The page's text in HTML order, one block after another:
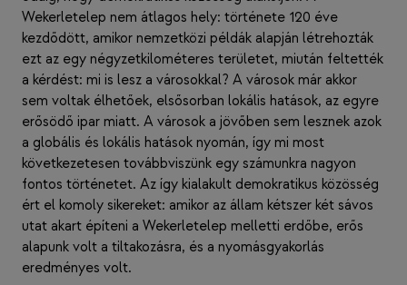
Wekerletelep nem átlagos hely: története 120 éve
kezdődött, amikor nemzetközi példák alapján létrehozták
ezt az egy négyzetkilométeres területet, miután feltették
a kérdést: mi is lesz a városokkal? A városok már akkor
sem voltak élhetőek, elsősorban lokális hatások, az egyre
erősödő ipar miatt. A városok a jövőben sem lesznek azok
a globális és lokális hatások nyomán, így mi most
következetesen továbbviszünk egy számunkra nagyon
fontos történetet. Az így kialakult demokratikus közösség
ért el komoly sikereket: amikor az állam kétszer két sávos
utat akart építeni a Wekerletelep melletti erdőbe, erős
alapunk volt a tiltakozásra, és a nyomásgyakorlás
eredményes volt.